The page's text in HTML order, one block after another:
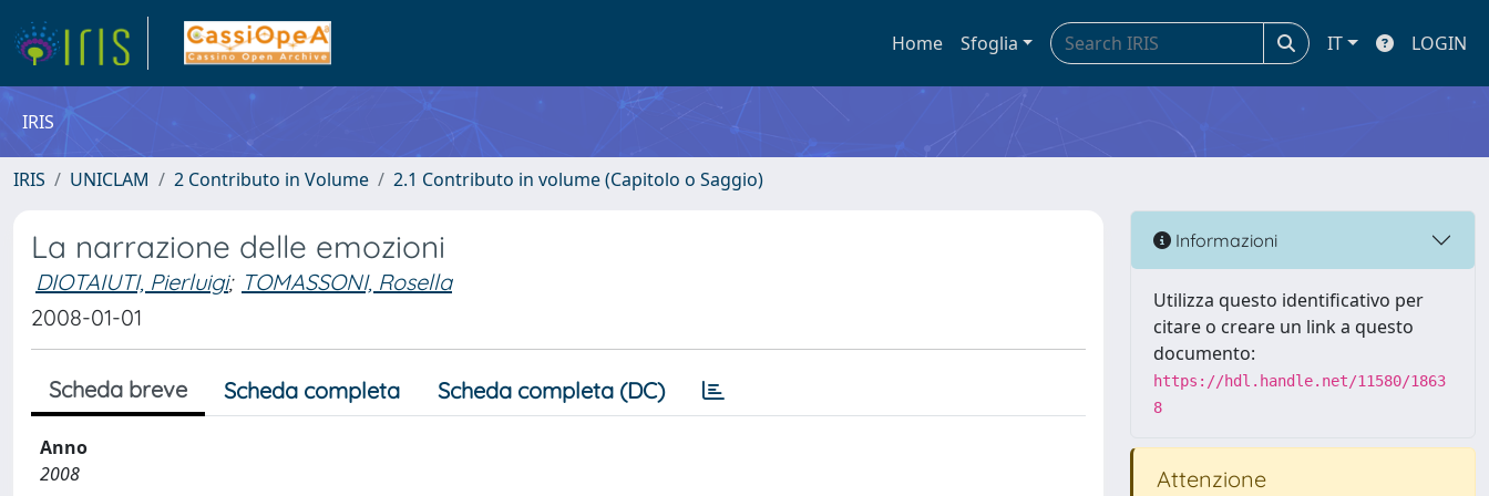
Home Sfoglia IT LOGIN
IRIS
IRIS UNICLAM 2 Contributo in Volume 2.1 Contributo in volume (Capitolo o Saggio)
La narrazione delle emozioni
DIOTAIUTI, Pierluigi; TOMASSONI, Rosella
2008-01-01
Scheda breve Scheda completa Scheda completa (DC)
Anno
2008
Informazioni
Utilizza questo identificativo per
citare o creare un link a questo
documento:
https://hdl.handle.net/11580/1863
8
Attenzione